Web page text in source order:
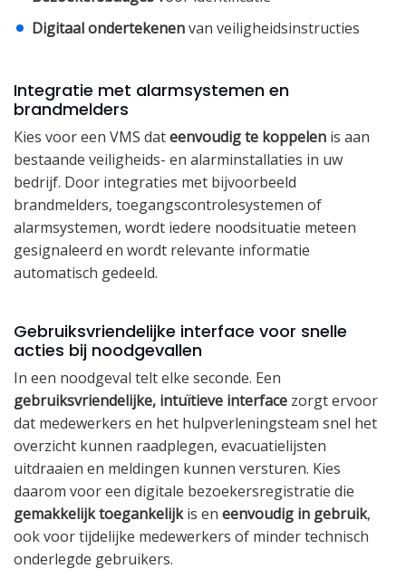
Digitaal ondertekenenvan veiligheidsinstructies
Integratie met alarmsystemen en
brandmelders
Kies voor een VMS dateenvoudig te koppelen is aan
bestaande veiligheids- en alarminstallaties in uw
bedrijf. Door integraties met bijvoorbeeld
brandmelders, toegangscontrolesystemen of
alarmsystemen, wordt iedere noodsituatie meteen
gesignaleerd en wordt relevante informatie
automatisch gedeeld.
Gebruiksvriendelijke interface voor snelle
acties bij noodgevallen
In een noodgeval telt elke seconde. Een
gebruiksvriendelijke, intuïtieve interface zorgt ervoor
dat medewerkers en het hulpverleningsteam snel het
overzicht kunnen raadplegen, evacuatielijsten
uitdraaien en meldingen kunnen versturen. Kies
daarom voor een digitale bezoekersregistratie die
gemakkelijk toegankelijkis en eenvoudig in gebruik,
ook voor tijdelijke medewerkers of minder technisch
onderlegde gebruikers.